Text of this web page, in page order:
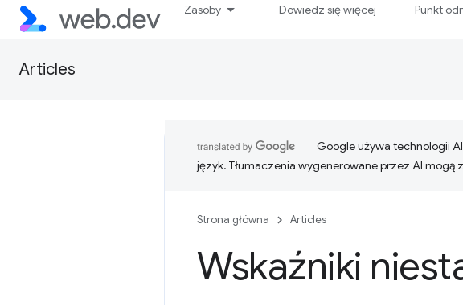
Zasoby Dowiedz się więcej Punkt
Articles
Google używa technologii
język. Tłumaczenia wygenerowane przez AI mogą
Strona główna Articles
Wskaźniki